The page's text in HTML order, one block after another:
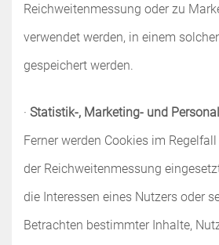
Reichweitenmessung oder zu
verwendet werden, in einem
gespeichert werden.
· Statistik-, Marketing- und
Ferner werden Cookies im
der Reichweitenmessung
die Interessen eines Nutzers oder
Betrachten bestimmter Inhalte,